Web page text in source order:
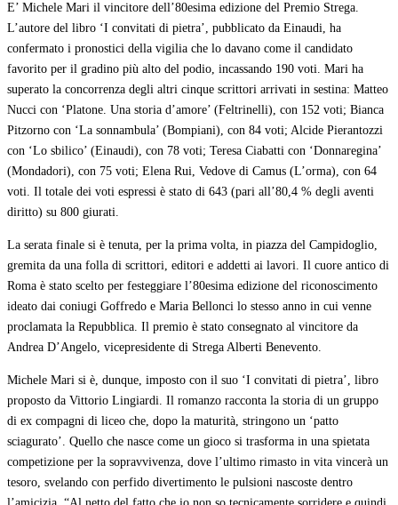
E’ Michele Mari il vincitore dell’80esima edizione del Premio Strega.
L’autore del libro ‘I convitati di pietra’, pubblicato da Einaudi, ha
confermato i pronostici della vigilia che lo davano come il candidato
favorito per il gradino più alto del podio, incassando 190 voti. Mari ha
superato la concorrenza degli altri cinque scrittori arrivati in sestina: Matteo
Nucci con ‘Platone. Una storia d’amore’ (Feltrinelli), con 152 voti; Bianca
Pitzorno con ‘La sonnambula’ (Bompiani), con 84 voti; Alcide Pierantozzi
con ‘Lo sbilico’ (Einaudi), con 78 voti; Teresa Ciabatti con ‘Donnaregina’
(Mondadori), con 75 voti; Elena Rui, Vedove di Camus (L’orma), con 64
voti. Il totale dei voti espressi è stato di 643 (pari all’80,4 % degli aventi
diritto) su 800 giurati.
La serata finale si è tenuta, per la prima volta, in piazza del Campidoglio,
gremita da una folla di scrittori, editori e addetti ai lavori. Il cuore antico di
Roma è stato scelto per festeggiare l’80esima edizione del riconoscimento
ideato dai coniugi Goffredo e Maria Bellonci lo stesso anno in cui venne
proclamata la Repubblica. Il premio è stato consegnato al vincitore da
Andrea D’Angelo, vicepresidente di Strega Alberti Benevento.
Michele Mari si è, dunque, imposto con il suo ‘I convitati di pietra’, libro
proposto da Vittorio Lingiardi. Il romanzo racconta la storia di un gruppo
di ex compagni di liceo che, dopo la maturità, stringono un ‘patto
sciagurato’. Quello che nasce come un gioco si trasforma in una spietata
competizione per la sopravvivenza, dove l’ultimo rimasto in vita vincerà un
tesoro, svelando con perfido divertimento le pulsioni nascoste dentro